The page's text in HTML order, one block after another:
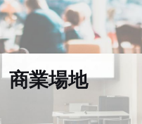
商業場地